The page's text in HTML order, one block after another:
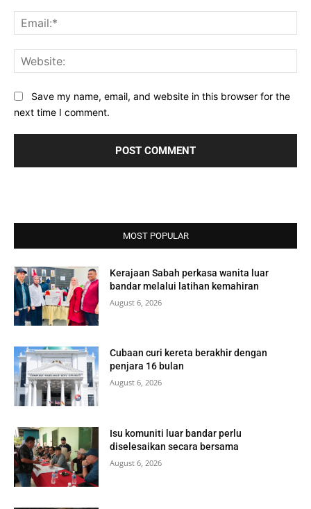
Save my name, email, and website in this browser for the
next time I comment.
MOST POPULAR
Kerajaan Sabah perkasa wanita luar
bandar melalui latihan kemahiran
August 6, 2026
Cubaan curi kereta berakhir dengan
penjara 16 bulan
August 6, 2026
Isu komuniti luar bandar perlu
diselesaikan secara bersama
August 6, 2026